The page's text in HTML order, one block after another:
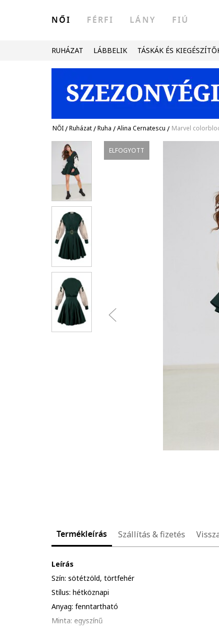
NŐI FÉRFI LÁNY FIÚ
RUHÁZAT LÁBBELIK TÁSKÁK ÉS
NŐI/Ruházat/Ruha /Alina Cernatescu / Marvel
ELFOGYOTT
Termékleírás Szállítás & fizetés
Leírás
Szín: sötétzöld, törtfehér
Stílus: hétköznapi
Anyag: fenntartható
Minta: egyszínű